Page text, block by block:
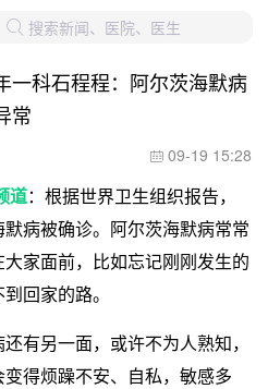
 搜索新闻、医院、医生
一科石程程：阿尔茨海默病
常
 09-19 15:28
道：根据世界卫生组织报告，
病被确诊。阿尔茨海默病常常
家面前，比如忘记刚刚发生的
回家的路。
另一面，或许不为人熟知，
得烦躁不安、自私，敏感多